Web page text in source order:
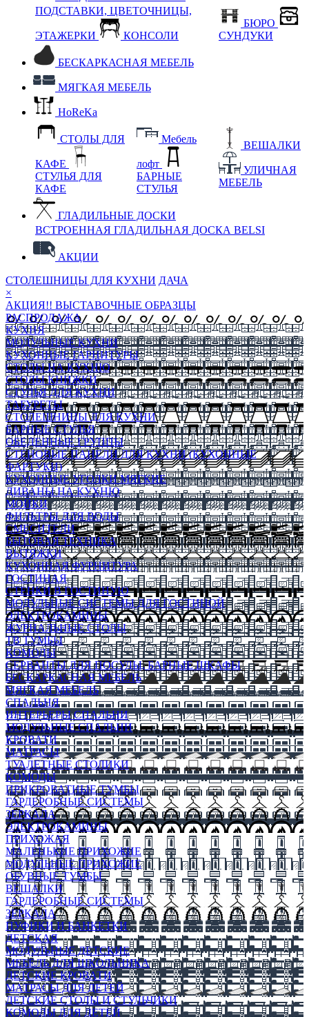
ПОДСТАВКИ, ЦВЕТОЧНИЦЫ,
ЭТАЖЕРКИ КОНСОЛИ
БЮРО
СУНДУКИ
БЕСКАРКАСНАЯ МЕБЕЛЬ
МЯГКАЯ МЕБЕЛЬ
HoReKa
СТОЛЫ ДЛЯ
КАФЕ
СТУЛЬЯ ДЛЯ
КАФЕ
Мебель
лофт
БАРНЫЕ
СТУЛЬЯ
ВЕШАЛКИ
УЛИЧНАЯ
МЕБЕЛЬ
ГЛАДИЛЬНЫЕ ДОСКИ
ВСТРОЕННАЯ ГЛАДИЛЬНАЯ ДОСКА BELSI
АКЦИИ
СТОЛЕШНИЦЫ ДЛЯ КУХНИ ДАЧА
×
АКЦИЯ!! ВЫСТАВОЧНЫЕ ОБРАЗЦЫ
РАСПРОДАЖА
КУХНЯ
МОДУЛЬНЫЕ КУХНИ
КУХОННЫЕ ГАРНИТУРЫ
СТОЛЫ НА КУХНЮ
СТОЛЫ КНИЖКИ
СТУЛЬЯ ДЛЯ КУХНИ
ТАБУРЕТЫ
СТОЛЕШНИЦЫ ДЛЯ КУХНИ
БАРНЫЕ СТУЛЬЯ
ОБЕДЕННЫЕ ГРУППЫ
СТЕНОВЫЕ ПАНЕЛИ ДЛЯ КУХНИ (КУХОННЫЕ
ФАРТУКИ)
КУХОННЫЕ УГОЛКИ МЯГКИЕ
ДИВАНЫ НА КУХНЮ
МОЙКИ
ФИЛЬТРЫ ДЛЯ ВОДЫ
СМЕСИТЕЛИ
БЫТОВАЯ ТЕХНИКА
ВЫТЯЖКИ
КУХОННАЯ ФУРНИТУРА
ГОСТИНАЯ
СТЕНКИ В ГОСТИНУЮ
МОДУЛЬНЫЕ СИСТЕМЫ ДЛЯ ГОСТИНОЙ
ЭЛЕКТРОКАМИНЫ
ЖУРНАЛЬНЫЕ СТОЛЫ
ТВ ТУМБЫ
КОМОДЫ
СЕРВАНТЫ ДЛЯ ПОСУДЫ, БАРНЫЕ ШКАФЫ
БЕСКАРКАСНАЯ МЕБЕЛЬ
МЯГКАЯ МЕБЕЛЬ
СПАЛЬНЯ
ИНТЕРЬЕРЫ СПАЛЬНИ
МОДУЛЬНЫЕ СПАЛЬНИ
КРОВАТИ
МАТРАСЫ
ТУАЛЕТНЫЕ СТОЛИКИ
КОМОДЫ
ПРИКРОВАТНЫЕ ТУМБЫ
ГАРДЕРОБНЫЕ СИСТЕМЫ
ЗЕРКАЛА
ЭЛЕКТРОКАМИНЫ
ПРИХОЖАЯ
МАЛЕНЬКИЕ ПРИХОЖИЕ
МОДУЛЬНЫЕ ПРИХОЖИЕ
ОБУВНЫЕ ТУМБЫ
ВЕШАЛКИ
ГАРДЕРОБНЫЕ СИСТЕМЫ
ЗЕРКАЛА
ПУФИКИ И БАНКЕТКИ
ДЕТСКАЯ
МОДУЛЬНЫЕ ДЕТСКИЕ
МЕБЕЛЬ ДЛЯ ШКОЛЬНИКА
ДЕТСКИЕ КРОВАТИ
МАТРАСЫ ДЛЯ ДЕТЕЙ
ДЕТСКИЕ СТОЛЫ И СТУЛЬЧИКИ
КОМОДЫ ДЛЯ ДЕТЕЙ